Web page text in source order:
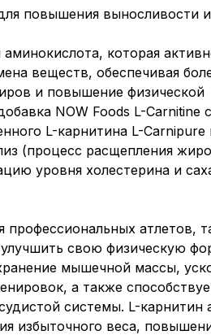
повышения выносливости
которая
веществ, обеспечивая
и повышение физической
NOW Foods L-Carnitine с
L-карнитина L-Carnipure
(процесс расщепления
уровня холестерина и
профессиональных атлетов,
свою физическую
мышечной массы,
а также
системы. L-карнитин
избыточного веса,